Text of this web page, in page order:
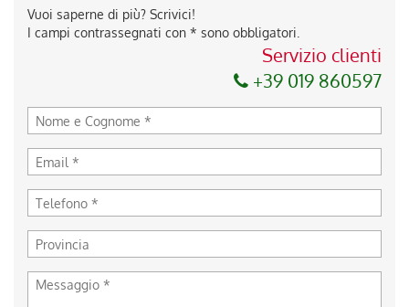
Vuoi saperne di più? Scrivici!
I campi contrassegnati con * sono obbligatori.
Servizio clienti
+39 019 860597